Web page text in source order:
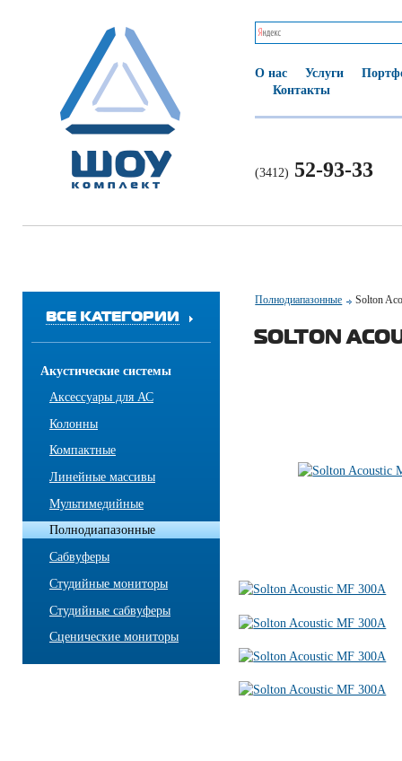
О нас Услуги
Контакты
(3412) 52-93-33
ВСЕ КАТЕГОРИИ
Акустические системы
Аксессуары для АС
Колонны
Компактные
Линейные массивы
Мультимедийные
Полнодиапазонные
Сабвуферы
Студийные мониторы
Студийные сабвуферы
Сценические мониторы
Полнодиапазонные Solton
SOLTON